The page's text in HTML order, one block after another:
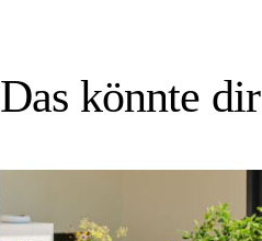
Das könnte